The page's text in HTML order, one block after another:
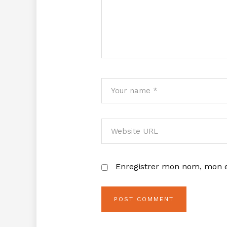
Enregistrer mon nom, mon